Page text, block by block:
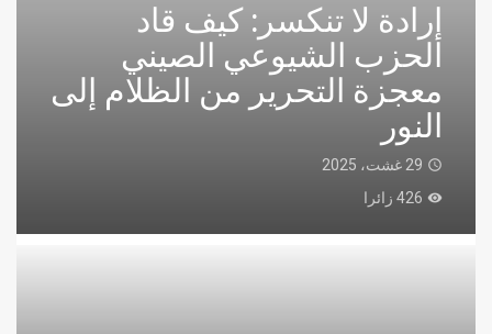
إرادة لا تنكسر: كيف قاد
الحزب الشيوعي الصيني
معجزة التحرير من الظلام إلى
النور
access_time 29 غشت، 2025
remove_red_eye 426 زائرا